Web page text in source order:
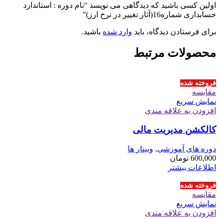
اولین کسی باشید که دیدگاهی می نویسد “نام دوره : استاندارد
حسابداری شماره16(آثار تغییر در نرخ ارز)”
برای فرستادن دیدگاه، باید وارد شده باشید.
محصولات مرتبط
فروخته شده
مقايسه
نمایش سریع
افزودن به علاقه مندی
کالکشن مدیریت مالی
دوره های آموزشی, وبینار ها
600,000 تومان
اطلاعات بیشتر
فروخته شده
مقايسه
نمایش سریع
افزودن به علاقه مندی